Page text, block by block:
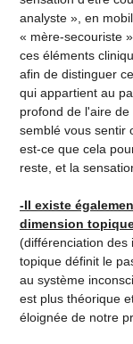
analyste », en
« mère-secouriste
ces éléments
afin de distinguer
qui appartient au
profond de l'aire
semblé vous sentir
est-ce que cela
reste, et la
-Il existe
dimension
(différenciation des
topique définit le
au système
est plus théorique
éloignée de notre